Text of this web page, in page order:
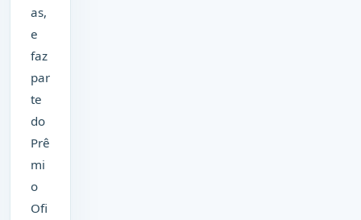
as,
e
faz
par
te
do
Prê
mi
o
Ofi